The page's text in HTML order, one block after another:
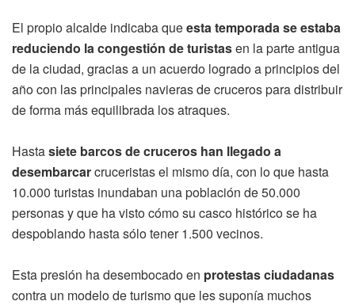
El propio alcalde indicaba queesta temporada se estaba
reduciendo la congestión de turistasen la parte antigua
de la ciudad, gracias a un acuerdo logrado a principios del
año con las principales navieras de cruceros para distribuir
de forma más equilibrada los atraques.
Hastasiete barcos de cruceros han llegado a
desembarcarcruceristas el mismo día, con lo que hasta
10.000 turistas inundaban una población de 50.000
personas y que ha visto cómo su casco histórico se ha
despoblando hasta sólo tener 1.500 vecinos.
Esta presión ha desembocado en protestas ciudadanas
contra un modelo de turismo que les suponía muchos